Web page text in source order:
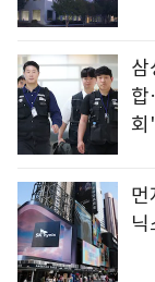
삼
합
회
먼